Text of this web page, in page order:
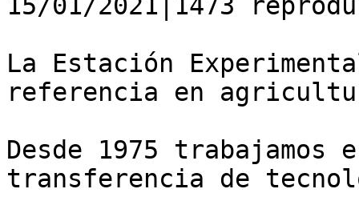
La Estación
referencia en
Desde 1975
transferencia de